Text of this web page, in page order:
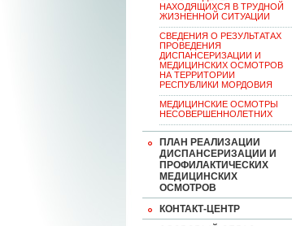
НАХОДЯЩИХСЯ В ТРУДНОЙ
ЖИЗНЕННОЙ СИТУАЦИИ
CВЕДЕНИЯ О РЕЗУЛЬТАТАХ
ПРОВЕДЕНИЯ
ДИСПАНСЕРИЗАЦИИ И
МЕДИЦИНСКИХ ОСМОТРОВ
НА ТЕРРИТОРИИ
РЕСПУБЛИКИ МОРДОВИЯ
МЕДИЦИНСКИЕ ОСМОТРЫ
НЕСОВЕРШЕННОЛЕТНИХ
ПЛАН РЕАЛИЗАЦИИ
ДИСПАНСЕРИЗАЦИИ И
ПРОФИЛАКТИЧЕСКИХ
МЕДИЦИНСКИХ
ОСМОТРОВ
КОНТАКТ-ЦЕНТР